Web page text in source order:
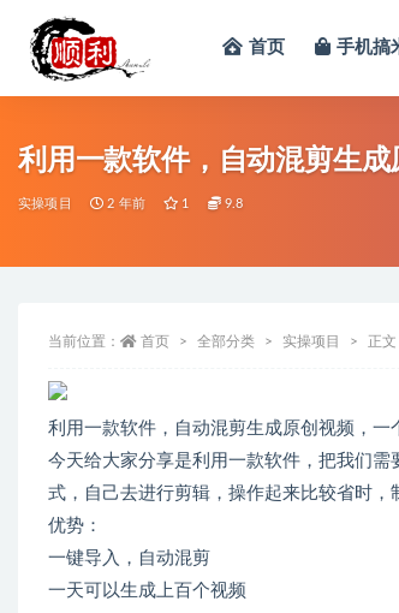
首页 手机搞
利用一款软件，自动混剪生
实操项目 2 年前 1 9.8
当前位置： 首页 全部分类 实操项目 正文
利用一款软件，自动混剪生成原创视频，
今天给大家分享是利用一款软件，把我们
式，自己去进行剪辑，操作起来比较省时，
优势：
一键导入，自动混剪
一天可以生成上百个视频